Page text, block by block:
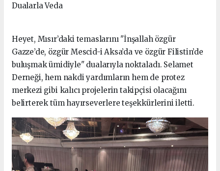
Dualarla Veda
Heyet, Mısır’daki temaslarını "İnşallah özgür
Gazze’de, özgür Mescid-i Aksa’da ve özgür Filistin’de
buluşmak ümidiyle" dualarıyla noktaladı. Selamet
Derneği, hem nakdi yardımların hem de protez
merkezi gibi kalıcı projelerin takipçisi olacağını
belirterek tüm hayırseverlere teşekkürlerini iletti.